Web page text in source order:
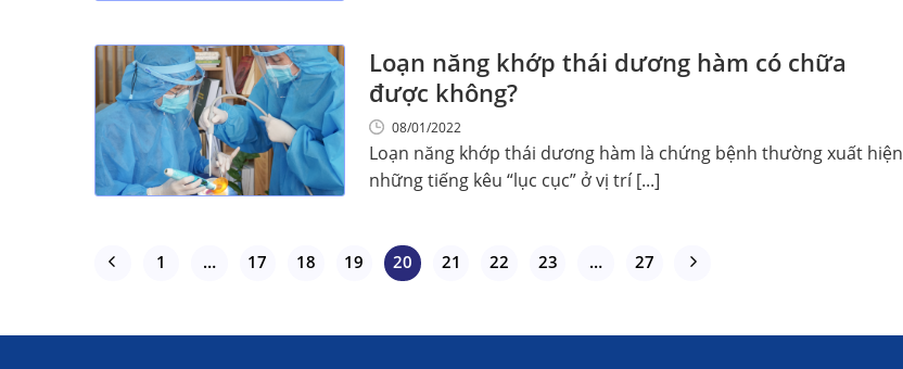
Loạn năng khớp thái dương hàm có chữa
được không?
08/01/2022
Loạn năng khớp thái dương hàm là chứng bệnh thường xuất hiện
những tiếng kêu “lục cục” ở vị trí [...]
1 … 17 18 19 20 21 22 23 … 27